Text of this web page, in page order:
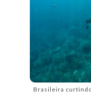
Brasileira